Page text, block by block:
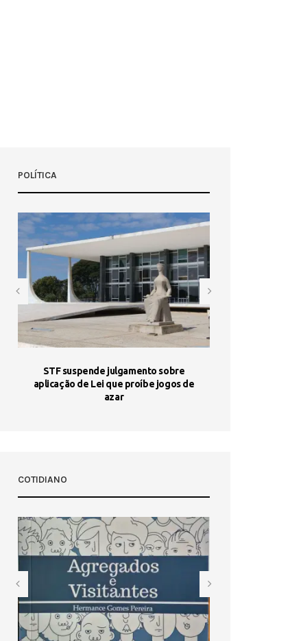
POLÍTICA
STF suspende julgamento sobre
aplicação de Lei que proíbe jogos de
azar
COTIDIANO